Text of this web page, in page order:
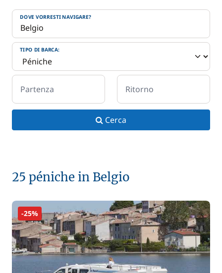
DOVE VORRESTI NAVIGARE?
TIPO DI BARCA:
Partenza Ritorno
Cerca
25 péniche in Belgio
-25%